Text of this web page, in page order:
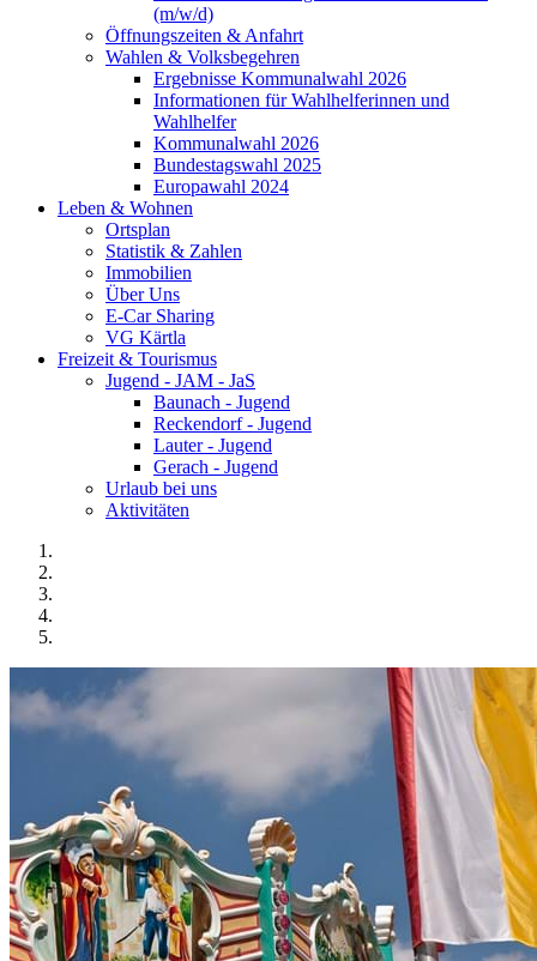
(m/w/d)
Öffnungszeiten & Anfahrt
Wahlen & Volksbegehren
Ergebnisse Kommunalwahl 2026
Informationen für Wahlhelferinnen und
Wahlhelfer
Kommunalwahl 2026
Bundestagswahl 2025
Europawahl 2024
Leben & Wohnen
Ortsplan
Statistik & Zahlen
Immobilien
Über Uns
E-Car Sharing
VG Kärtla
Freizeit & Tourismus
Jugend - JAM - JaS
Baunach - Jugend
Reckendorf - Jugend
Lauter - Jugend
Gerach - Jugend
Urlaub bei uns
Aktivitäten